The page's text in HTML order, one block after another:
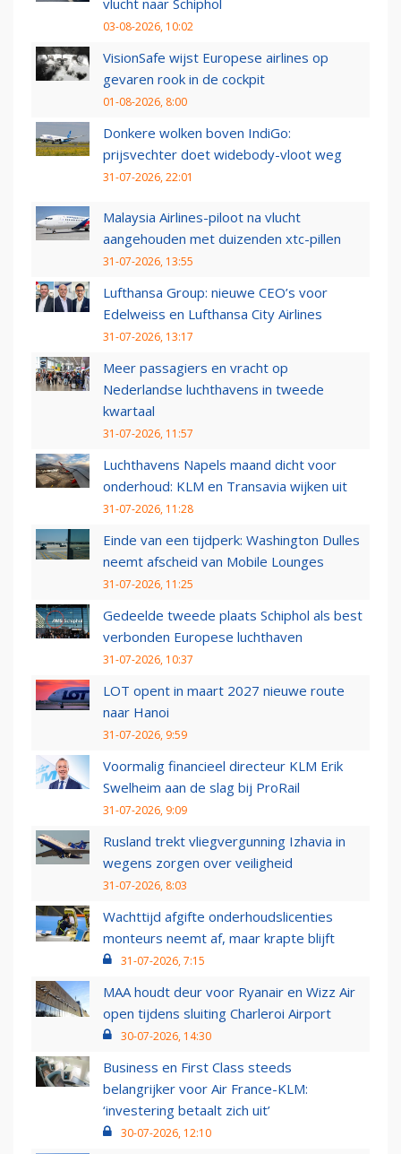
vlucht naar Schiphol
03-08-2026, 10:02
VisionSafe wijst Europese airlines op
gevaren rook in de cockpit
01-08-2026, 8:00
Donkere wolken boven IndiGo:
prijsvechter doet widebody-vloot weg
31-07-2026, 22:01
Malaysia Airlines-piloot na vlucht
aangehouden met duizenden xtc-pillen
31-07-2026, 13:55
Lufthansa Group: nieuwe CEO’s voor
Edelweiss en Lufthansa City Airlines
31-07-2026, 13:17
Meer passagiers en vracht op
Nederlandse luchthavens in tweede
kwartaal
31-07-2026, 11:57
Luchthavens Napels maand dicht voor
onderhoud: KLM en Transavia wijken uit
31-07-2026, 11:28
Einde van een tijdperk: Washington Dulles
neemt afscheid van Mobile Lounges
31-07-2026, 11:25
Gedeelde tweede plaats Schiphol als best
verbonden Europese luchthaven
31-07-2026, 10:37
LOT opent in maart 2027 nieuwe route
naar Hanoi
31-07-2026, 9:59
Voormalig financieel directeur KLM Erik
Swelheim aan de slag bij ProRail
31-07-2026, 9:09
Rusland trekt vliegvergunning Izhavia in
wegens zorgen over veiligheid
31-07-2026, 8:03
Wachttijd afgifte onderhoudslicenties
monteurs neemt af, maar krapte blijft
31-07-2026, 7:15
MAA houdt deur voor Ryanair en Wizz Air
open tijdens sluiting Charleroi Airport
30-07-2026, 14:30
Business en First Class steeds
belangrijker voor Air France-KLM:
‘investering betaalt zich uit’
30-07-2026, 12:10